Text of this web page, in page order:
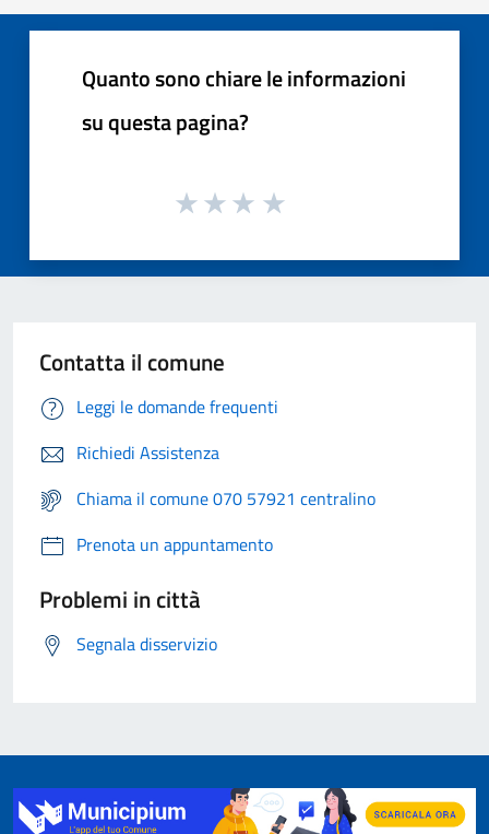
Quanto sono chiare le informazioni
su questa pagina?
Contatta il comune
Leggi le domande frequenti
Richiedi Assistenza
Chiama il comune 070 57921 centralino
Prenota un appuntamento
Problemi in città
Segnala disservizio